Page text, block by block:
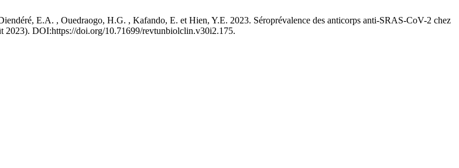
E.A. , Ouedraogo, H.G. , Kafando, E. et Hien, Y.E. 2023. Séroprévalence des anticorps anti-SRAS-CoV-2 chez
2023). DOI:https://doi.org/10.71699/revtunbiolclin.v30i2.175.